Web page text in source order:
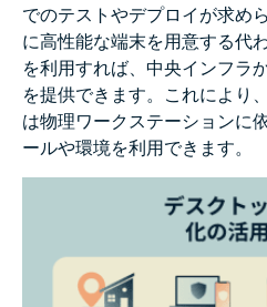
でのテストやデプロイが求め
に高性能な端末を用意する代
を利用すれば、中央インフラ
を提供できます。これにより
は物理ワークステーションに
ールや環境を利用できます。